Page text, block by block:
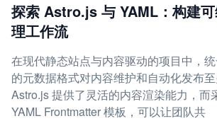
探索 Astro.js 与 YAML：构建
理工作流
在现代静态站点与内容驱动的项目中，
的元数据格式对内容维护和自动化发布至
Astro.js 提供了灵活的内容渲染能力，而
YAML Frontmatter 模板，可以让团队共